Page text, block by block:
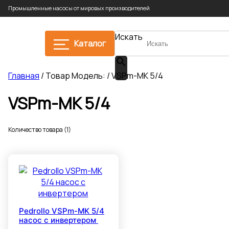
Промышленные насосы от мировых производителей
Каталог
Искать
Главная / Товар Модель: / VSPm-MK 5/4
VSPm-MK 5/4
Количество товара (1)
Pedrollo VSPm-MK 5/4
насос с инвертером